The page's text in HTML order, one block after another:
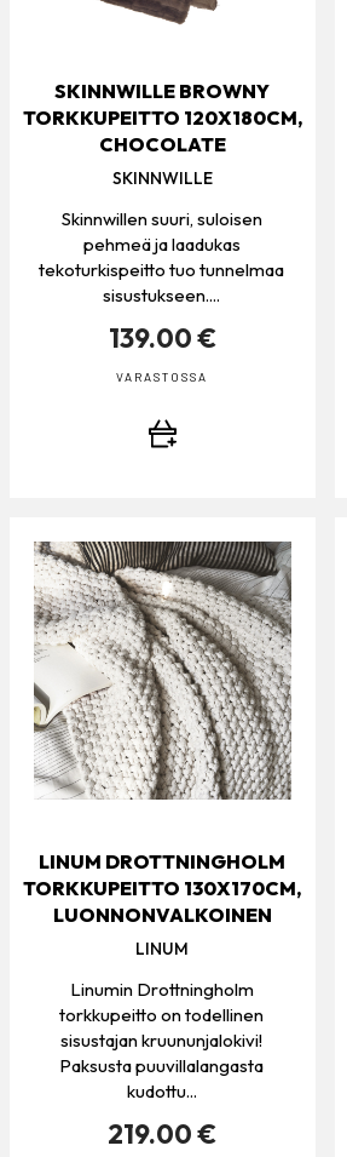
SKINNWILLE BROWNY
TORKKUPEITTO 120X180CM,
CHOCOLATE
SKINNWILLE
Skinnwillen suuri, suloisen
pehmeä ja laadukas
tekoturkispeitto tuo tunnelmaa
sisustukseen....
139.00 €
VARASTOSSA
LINUM DROTTNINGHOLM
TORKKUPEITTO 130X170CM,
LUONNONVALKOINEN
LINUM
Linumin Drottningholm
torkkupeitto on todellinen
sisustajan kruununjalokivi!
Paksusta puuvillalangasta
kudottu...
219.00 €